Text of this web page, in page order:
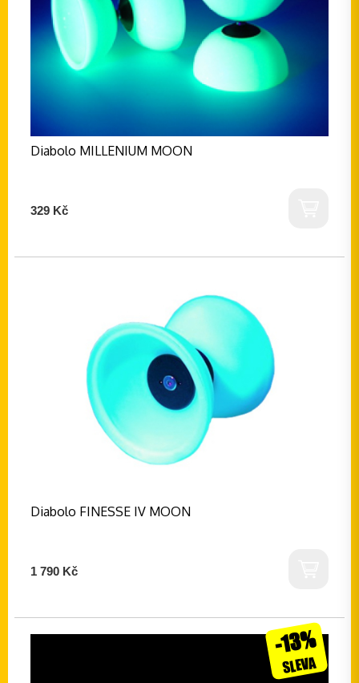
Diabolo MILLENIUM MOON
329 Kč
Diabolo FINESSE IV MOON
1 790 Kč
-13%
SLEVA